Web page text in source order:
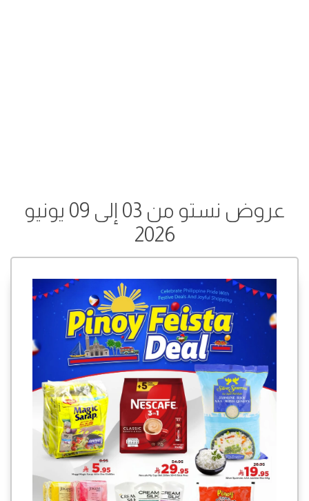
عروض نستو من 03 إلى 09 يونيو
2026